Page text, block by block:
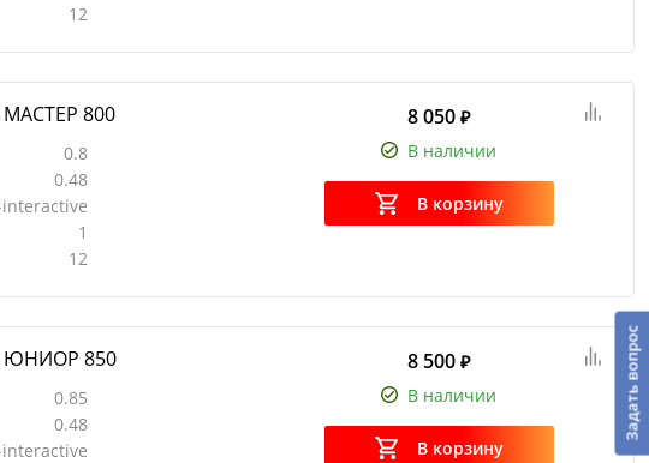
12
800
0.8
0.48
1
12
8 050₽
В наличии
В корзину
ЮНИОР 850
0.85
0.48
8 500₽
В наличии
В корзину
Задать вопрос